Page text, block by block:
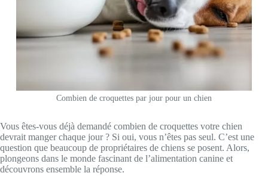
Combien de croquettes par jour pour un chien
Vous êtes-vous déjà demandé combien de croquettes votre chien
devrait manger chaque jour ? Si oui, vous n’êtes pas seul. C’est une
question que beaucoup de propriétaires de chiens se posent. Alors,
plongeons dans le monde fascinant de l’alimentation canine et
découvrons ensemble la réponse.